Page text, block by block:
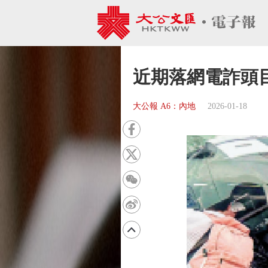
近期落網電詐頭
大公報 A6：內地 2026-01-18